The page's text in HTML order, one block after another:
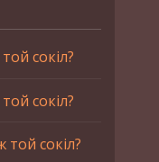
сокіл?
сокіл?
той сокіл?